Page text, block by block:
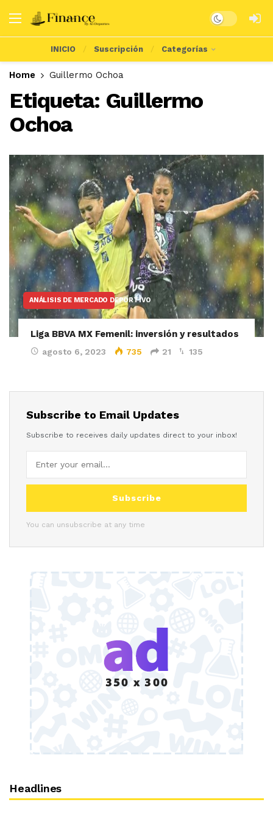
Dark mode
INICIO Suscripción Categorías
Home Guillermo Ochoa
Etiqueta: Guillermo
Ochoa
ANÁLISIS DE MERCADO DEPORTIVO
Liga BBVA MX Femenil: inversión y resultados
agosto 6, 2023 735 21 135
Subscribe to Email Updates
Subscribe to receives daily updates direct to your inbox!
Subscribe
You can unsubscribe at any time
Headlines